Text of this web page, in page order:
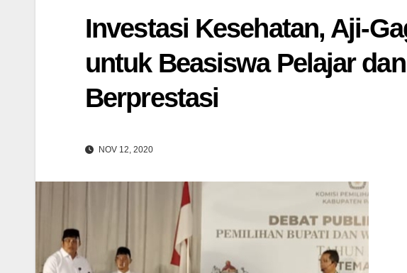
Investasi Kesehatan, Aji-
untuk Beasiswa Pelajar
Berprestasi
NOV 12, 2020